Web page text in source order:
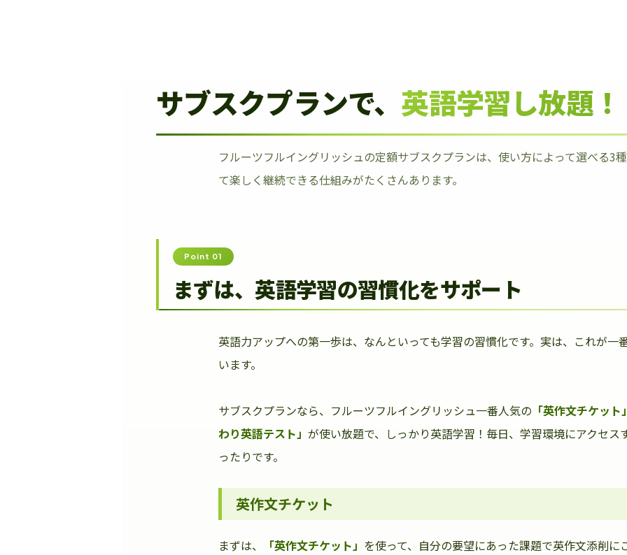
サブスクプランで、 英語学習し放題！
フルーツフルイングリッシュの定額サブスクプランは、使い方によって選べる3
て楽しく継続できる仕組みがたくさんあります。
Point 01
まずは、英語学習の習慣化をサポート
英語力アップへの第一歩は、なんといっても学習の習慣化です。実は、これが一
います。
サブスクプランなら、フルーツフルイングリッシュ一番人気の 「英作文チケット
わり英語テスト」 が使い放題で、しっかり英語学習！毎日、学習環境にアクセス
ったりです。
英作文チケット
まずは、 「英作文チケット」 を使って、自分の要望にあった課題で英作文添削に